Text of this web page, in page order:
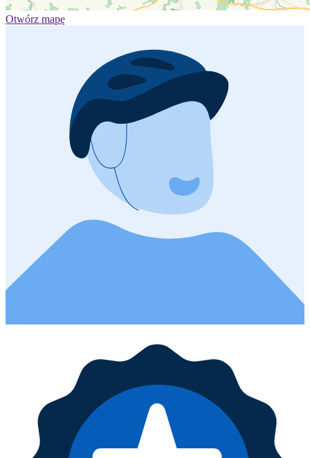
Otwórz mapę